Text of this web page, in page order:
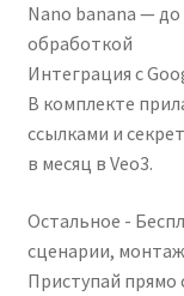
Nano banana — до
обработкой
Интеграция с
В комплекте
ссылками и
в месяц в Veo3.
Остальное -
сценарии,
Приступай прямо